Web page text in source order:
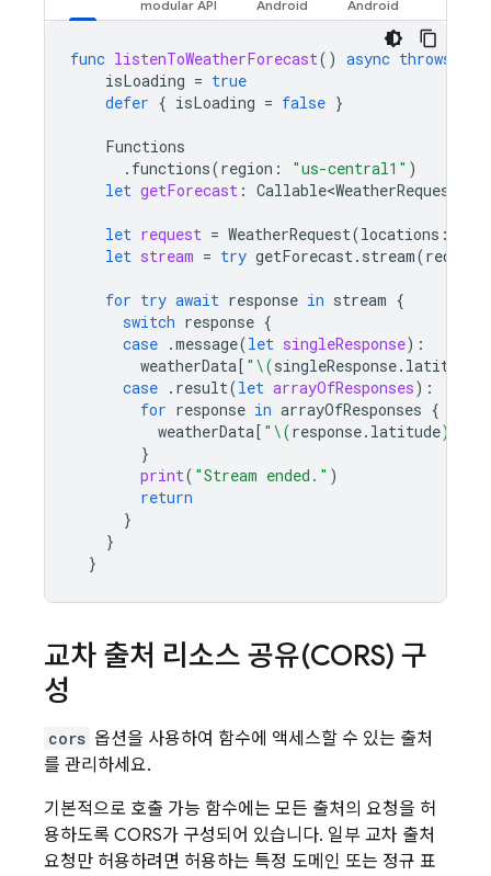
func listenToWeatherForecast() async throws
isLoading = true
defer { isLoading = false }
Functions
. functions(region : "us-central1" )
let getForecast : Callable<WeatherRequest
let request = WeatherRequest(locations :
let stream = try getForecast. stream(request
for try await response in stream {
switch response {
case .message(let singleResponse):
weatherData[ " \(singleResponse. latitude
case . result(let arrayOfResponses):
for response in arrayOfResponses {
weatherData[ " \(response. latitude)
}
print( "Stream ended." )
return
}
}
}
교차 출처 리소스 공유(CORS) 구
성
cors 옵션을 사용하여 함수에 액세스할 수 있는 출처
를 관리하세요.
기본적으로 호출 가능 함수에는 모든 출처의 요청을 허
용하도록 CORS가 구성되어 있습니다. 일부 교차 출처
요청만 허용하려면 허용하는 특정 도메인 또는 정규 표